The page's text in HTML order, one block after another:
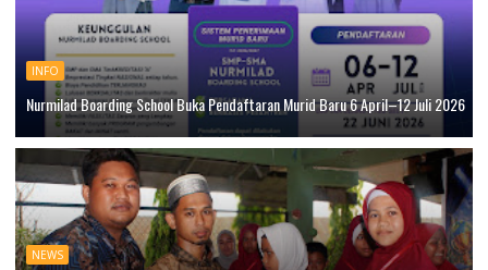
INFO
Nurmilad Boarding School Buka Pendaftaran Murid Baru 6 April–12 Juli 2026
NEWS